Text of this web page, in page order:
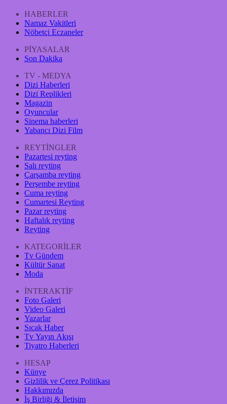
HABERLER
Namaz Vakitleri
Nöbetçi Eczaneler
PİYASALAR
Son Dakika
TV - MEDYA
Dizi Haberleri
Dizi Replikleri
Magazin
Oyuncular
Sinema haberleri
Yabancı Dizi Film
REYTİNGLER
Pazartesi reyting
Salı reyting
Çarşamba reyting
Perşembe reyting
Cuma reyting
Cumartesi Reyting
Pazar reyting
Haftalık reyting
Reyting
KATEGORİLER
Tv Gündem
Kültür Sanat
Moda
İNTERAKTİF
Foto Galeri
Video Galeri
Yazarlar
Sıcak Haber
Tv Yayın Akışı
Tiyatro Haberleri
HESAP
Künye
Gizlilik ve Çerez Politikası
Hakkımızda
İş Birliği & İletişim